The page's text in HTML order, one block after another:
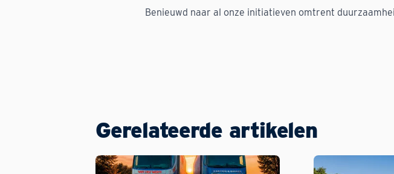
Benieuwd naar al onze initiatieven omtrent
Gerelateerde artikelen